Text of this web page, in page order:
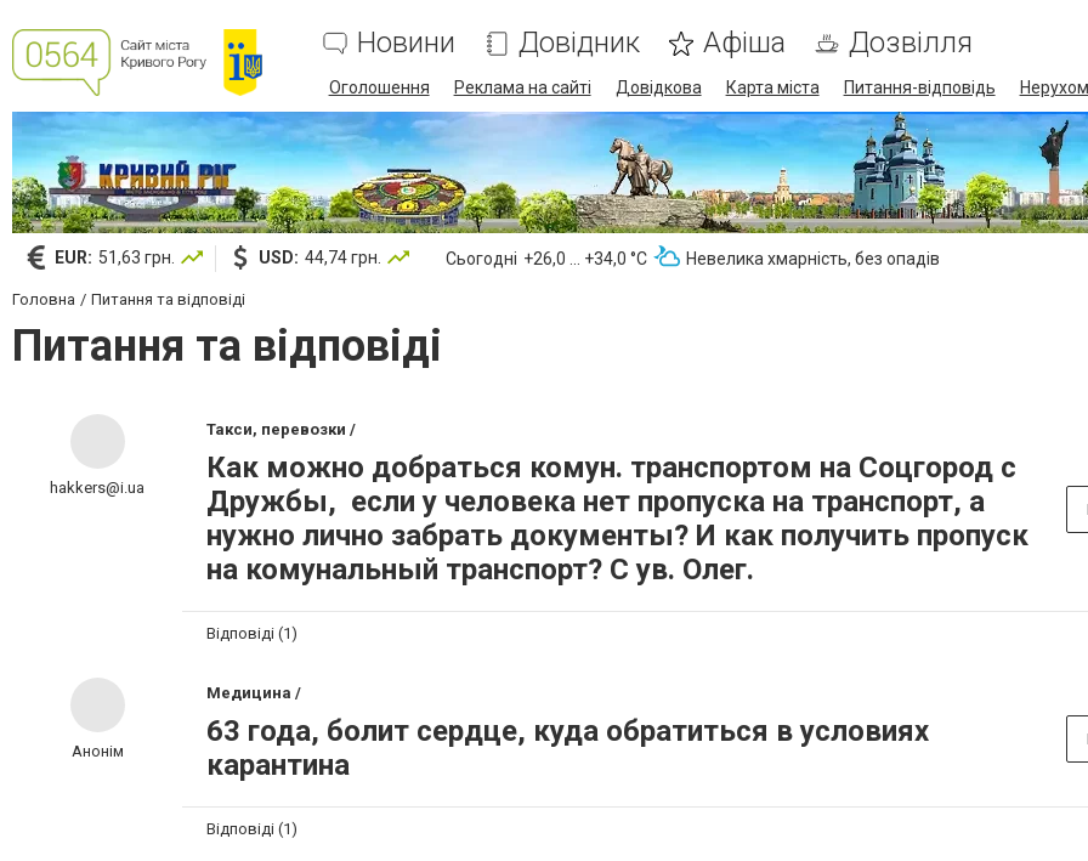
Новини Довідник Афіша Дозвілля
Оголошення Реклама на сайті Довідкова Карта міста Питання-відповідь
EUR: 51,63 грн. USD: 44,74 грн. Сьогодні +26,0 ... +34,0 °С Невелика хмарність, без опадів
Головна Питання та відповіді
Питання та відповіді
hakkers@i.ua
Такси, перевозки /
Как можно добраться комун. транспортом на Соцгород с
Дружбы, если у человека нет пропуска на транспорт, а
нужно лично забрать документы? И как получить пропуск
на комунальный транспорт? С ув. Олег.
Відповіді (1)
Анонім
Медицина /
63 года, болит сердце, куда обратиться в условиях
карантина
Відповіді (1)